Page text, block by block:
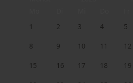
1
2 3 4 5
8 9 10 11 12
15 16 17 18 19